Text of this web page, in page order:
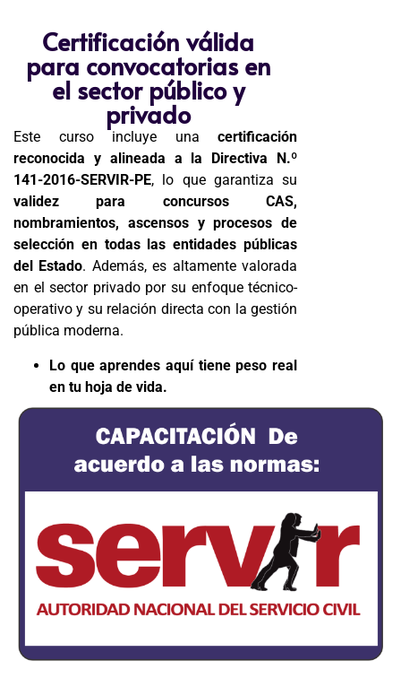
Certificación válida
para convocatorias en
el sector público y
privado
Este curso incluye unacertificación
reconocida y alineada a la Directiva N.º
141-2016-SERVIR-PE, lo que garantiza su
validez para concursos CAS,
nombramientos, ascensos y procesos de
selección en todas las entidades públicas
del Estado. Además, es altamente valorada
en el sector privado por su enfoque técnico-
operativo y su relación directa con la gestión
pública moderna.
Lo que aprendes aquí tiene peso real
en tu hoja de vida.